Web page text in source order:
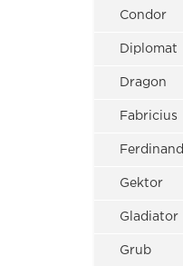
Condor
Diplomat
Dragon
Fabricius
Ferdinand
Gektor
Gladiator
Grub